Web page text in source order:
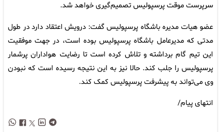
سرپرست موقت پرسپولیس تصمیم‌گیری خواهد شد.
عضو هیات مدیره باشگاه پرسپولیس گفت: درویش اعتقاد دارد در طول
مدتی که مدیرعامل باشگاه پرسپولیس بوده است، در جهت موفقیت
این تیم گام برداشته و تلاش کرده است تا رضایت هواداران پرشمار
پرسپولیس را جلب کند. حالا نیز به این نتیجه رسیده است که نبودن
وی می‌تواند به پیشرفت پرسپولیس کمک کند.
انتهای پیام/